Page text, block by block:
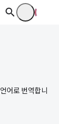
어로 번역합니